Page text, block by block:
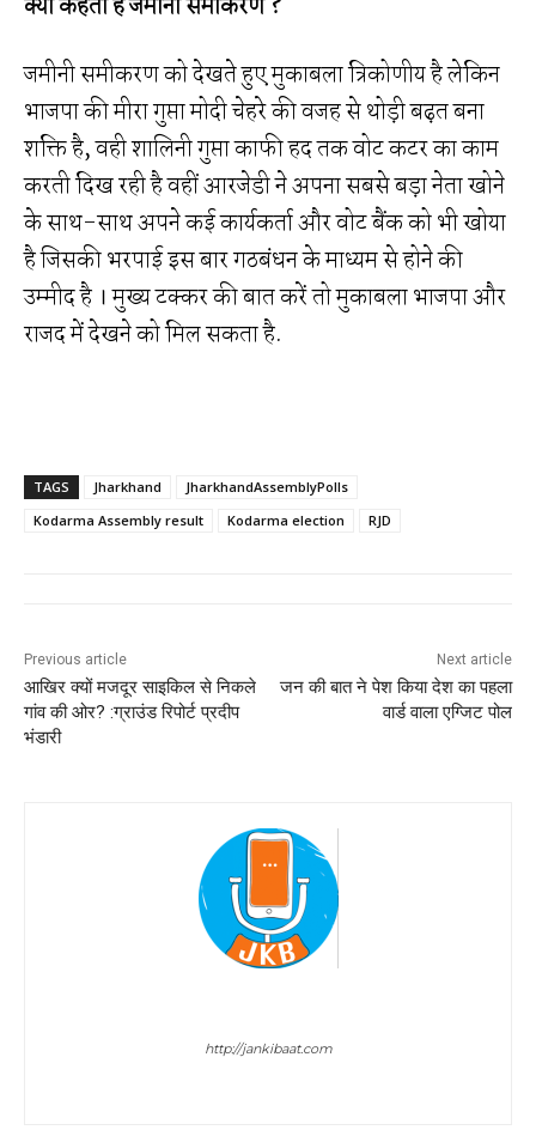
क्या कहती है जमीनी समीकरण ?
जमीनी समीकरण को देखते हुए मुकाबला त्रिकोणीय है लेकिन
भाजपा की मीरा गुप्ता मोदी चेहरे की वजह से थोड़ी बढ़त बना
शक्ति है, वही शालिनी गुप्ता काफी हद तक वोट कटर का काम
करती दिख रही है वहीं आरजेडी ने अपना सबसे बड़ा नेता खोने
के साथ-साथ अपने कई कार्यकर्ता और वोट बैंक को भी खोया
है जिसकी भरपाई इस बार गठबंधन के माध्यम से होने की
उम्मीद है । मुख्य टक्कर की बात करें तो मुकाबला भाजपा और
राजद में देखने को मिल सकता है.
TAGS Jharkhand
JharkhandAssemblyPolls
Kodarma Assembly result
Kodarma election RJD
Previous article
आखिर क्यों मजदूर साइकिल से निकले
गांव की ओर? :ग्राउंड रिपोर्ट प्रदीप
भंडारी
Next article
जन की बात ने पेश किया देश का पहला
वार्ड वाला एग्जिट पोल
http://jankibaat.com